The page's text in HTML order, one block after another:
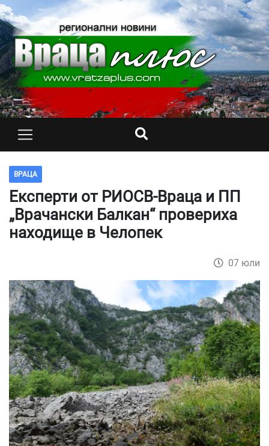
ВРАЦА
Експерти от РИОСВ-Враца и ПП
„Врачански Балкан“ провериха
находище в Челопек
07 юли